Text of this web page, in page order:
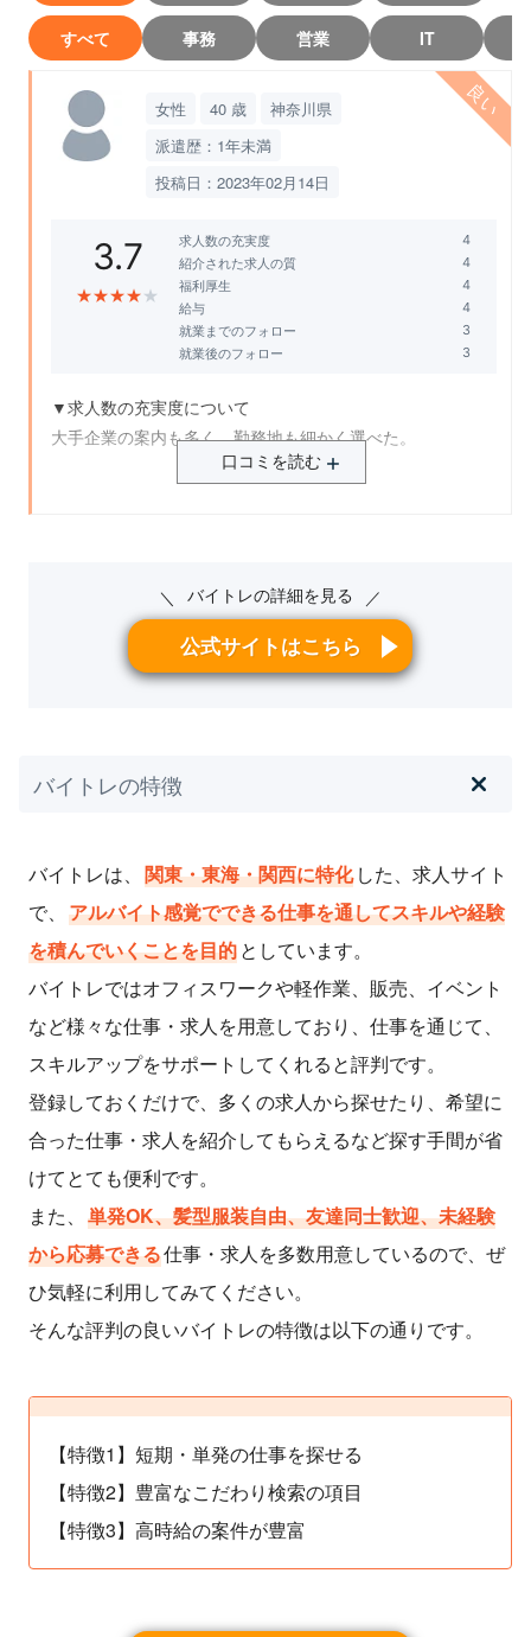
すべて 事務 営業 IT
女性 40 歳
神奈川県
派遣歴：1年未満
投稿日：2023年02月14日
3.7
★★★★★
求人数の充実度
紹介された求人の質
福利厚生
給与
就業までのフォロー
就業後のフォロー
▼求人数の充実度について
大手企業の案内も多く、勤務地も細かく選べた。
▼福利厚生について
他の派遣会社は、交通費がない少ない、車通勤不可などが
多いのですが、バイトレは長く派遣として続けられまし
同じ派遣先でも派遣会社で時給、振込み手数料、支払方法
▼就業までのフォローについて
結果的には、いまの職場で派遣から契約社員へ契約ができ
ましたが、派遣先からのフォローがあったわけではないの
で。
▼就業後のフォローについて
わたしの場合は、引き抜きになるので、とくにフォローは
ありませんが、派遣から契約が決まったときに「おめでと
うございます」と仰ってくれたので嬉しかったです。
▼総合的な評価について
時間に余裕ができてのんびりとした生活がおくれるように
なったら、そのときに、まだ、バイトレがあれば派遣での
んびり働きたいなと思うからです。
口コミを読む
＼ バイトレの詳細を見る ／
公式サイトはこちら
バイトレの特徴
バイトレは、 関東・東海・関西に特化 した、求人サイト
で、 アルバイト感覚でできる仕事を通してスキルや経験
を積んでいくことを目的としています。
バイトレではオフィスワークや軽作業、販売、イベント
など様々な仕事・求人を用意しており、仕事を通じて、
スキルアップをサポートしてくれると評判です。
登録しておくだけで、多くの求人から探せたり、希望に
合った仕事・求人を紹介してもらえるなど探す手間が省
けてとても便利です。
また、 単発OK、髪型服装自由、友達同士歓迎、未経験
から応募できる仕事・求人を多数用意しているので、ぜ
ひ気軽に利用してみてください。
そんな評判の良いバイトレの特徴は以下の通りです。
【特徴1】短期・単発の仕事を探せる
【特徴2】豊富なこだわり検索の項目
【特徴3】高時給の案件が豊富